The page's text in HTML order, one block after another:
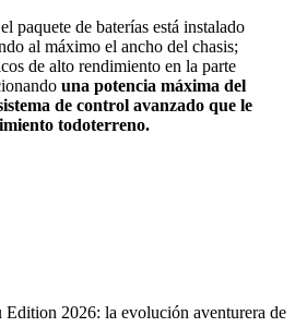
paquete de baterías está instalado
al máximo el ancho del chasis;
de alto rendimiento en la parte
una potencia máxima del
de control avanzado que le
todoterreno.
2026: la evolución aventurera de